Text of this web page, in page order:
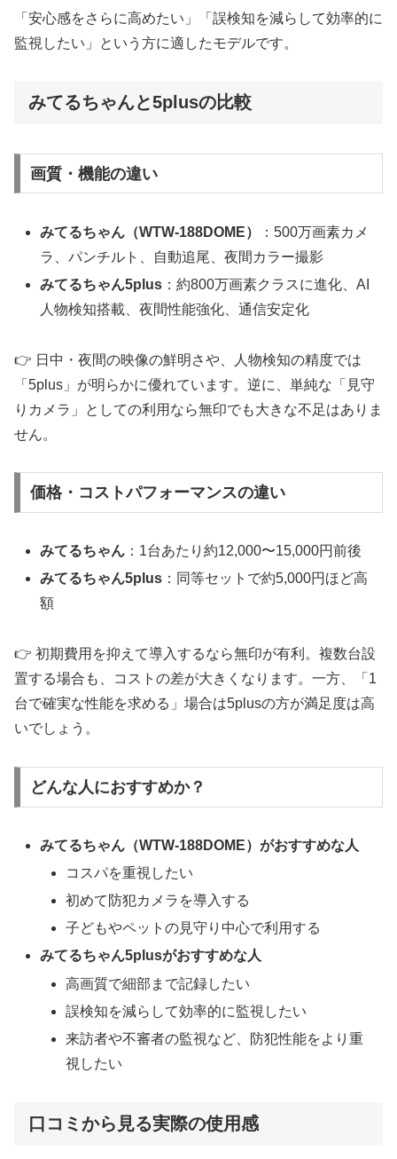
「安心感をさらに高めたい」「誤検知を減らして効率的に
監視したい」という方に適したモデルです。
みてるちゃんと5plusの比較
画質・機能の違い
みてるちゃん（WTW-188DOME）
：500万画素カメ
ラ、パンチルト、自動追尾、夜間カラー撮影
みてるちゃん5plus ：約800万画素クラスに進化、AI
人物検知搭載、夜間性能強化、通信安定化
👉 日中・夜間の映像の鮮明さや、人物検知の精度では
「5plus」が明らかに優れています。逆に、単純な「見守
りカメラ」としての利用なら無印でも大きな不足はありま
せん。
価格・コストパフォーマンスの違い
みてるちゃん ：1台あたり約12,000〜15,000円前後
みてるちゃん5plus ：同等セットで約5,000円ほど高
額
👉 初期費用を抑えて導入するなら無印が有利。複数台設
置する場合も、コストの差が大きくなります。一方、「1
台で確実な性能を求める」場合は5plusの方が満足度は高
いでしょう。
どんな人におすすめか？
みてるちゃん（WTW-188DOME）がおすすめな人
コスパを重視したい
初めて防犯カメラを導入する
子どもやペットの見守り中心で利用する
みてるちゃん5plusがおすすめな人
高画質で細部まで記録したい
誤検知を減らして効率的に監視したい
来訪者や不審者の監視など、防犯性能をより重
視したい
口コミから見る実際の使用感